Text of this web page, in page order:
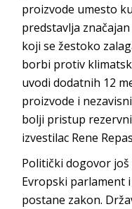
proizvode umesto
predstavlja
koji se žestoko
borbi protiv
uvodi dodatnih 12
proizvode i
bolji pristup
izvestilac Rene
Politički dogovor
Evropski parlament
postane zakon.